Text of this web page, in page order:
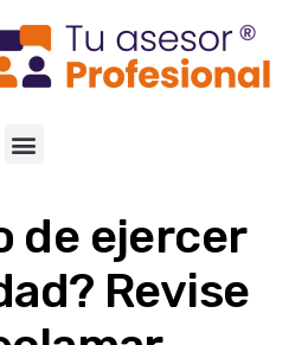
de ejercer
Revise